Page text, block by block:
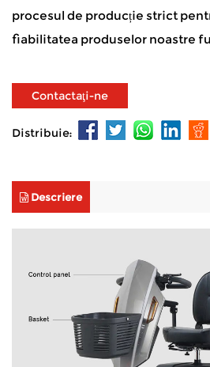
procesul de producție strict
fiabilitatea produselor noastre
Contactaţi-ne
Distribuie:
Descriere